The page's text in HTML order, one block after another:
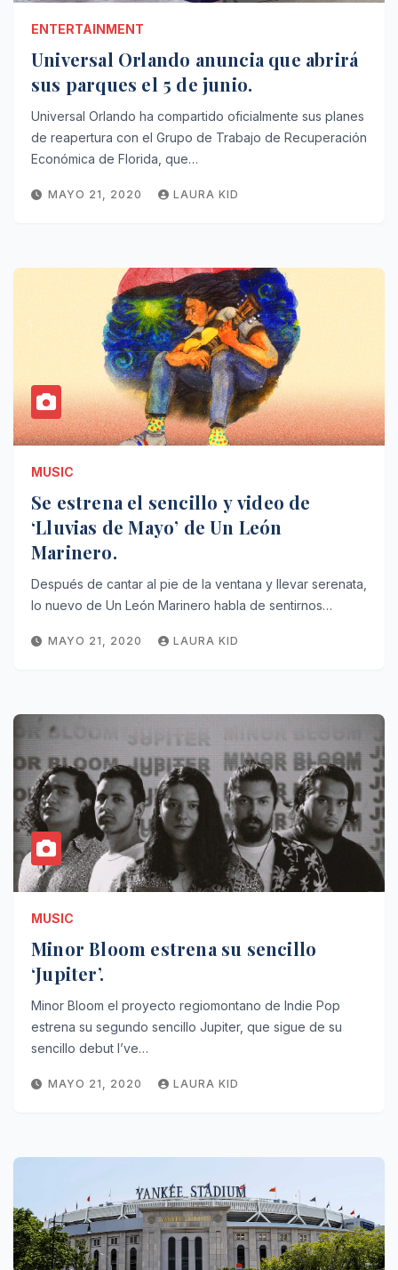
ENTERTAINMENT
Universal Orlando anuncia que abrirá
sus parques el 5 de junio.
Universal Orlando ha compartido oficialmente sus planes
de reapertura con el Grupo de Trabajo de Recuperación
Económica de Florida, que…
MAYO 21, 2020 LAURA KID
MUSIC
Se estrena el sencillo y video de
‘Lluvias de Mayo’ de Un León
Marinero.
Después de cantar al pie de la ventana y llevar serenata,
lo nuevo de Un León Marinero habla de sentirnos…
MAYO 21, 2020 LAURA KID
MUSIC
Minor Bloom estrena su sencillo
‘Jupiter’.
Minor Bloom el proyecto regiomontano de Indie Pop
estrena su segundo sencillo Jupiter, que sigue de su
sencillo debut I’ve…
MAYO 21, 2020 LAURA KID